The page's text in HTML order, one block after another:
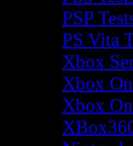
PSP
PS Vita
Xbox
Xbox
Xbox